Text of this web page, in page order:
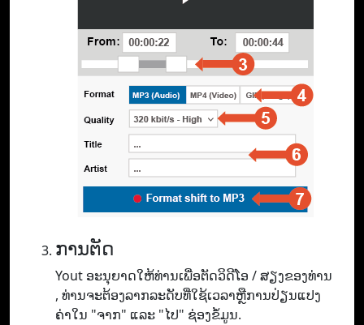
ການຕັດ
Yout ອະ​ນຸ​ຍາດ​ໃຫ້​ທ່ານ​ເພື່ອ​ຕັດ​ວິ​ດີ​ໂອ / ສຽງ​ຂອງ​ທ່ານ​
, ທ່ານ​ຈະ​ຕ້ອງ​ລາກ​ລະ​ດັບ​ທີ່​ໃຊ້​ເວ​ລາ​ຫຼື​ການ​ປ່ຽນ​ແປງ​
ຄ່າ​ໃນ "ຈາກ​" ແລະ "ໄປ​" ຊ່ອງ​ຂໍ້​ມູນ.